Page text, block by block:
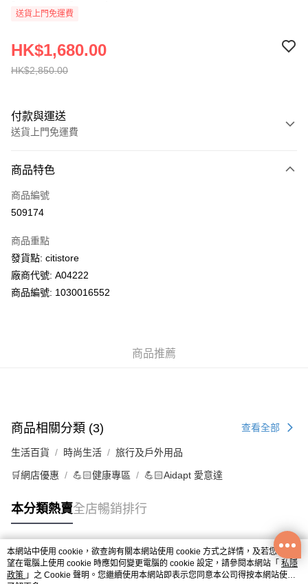
送貨上門免運費
HK$2,850.00
HK$1,680.00
付款與運送
送貨上門免運費
信用卡
AlipayHK
WeChat Pay
送貨方式
商品特色
商品編號
509174
商品重點
發貨點: citistore
廠商代號: A04222
商品編號: 1030016552
商品推薦
商品相關分類 (3) 查看全部
生活百貨 時尚生活 旅行及戶外用品
🛒網店優惠 💪🏻健康專區 💪🏻Aidapt 愛意達
本分類熱賣全店暢銷排行
熱門標籤
本網站中使用 cookie，欲查詢有關本網站使用 cookie 方式之詳情，及若您不希
望在電腦上使用 cookie 時應如何變更電腦的 cookie 設定，請參閱本網站「 私隱
政策 」之 Cookie 聲明。您繼續使用本網站即表示您同意本公司得按本網站使用